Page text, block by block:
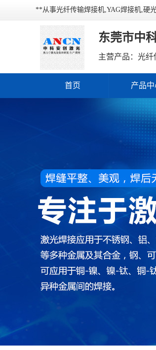
**从事光纤传输焊接机,YAG焊接机,硬
东莞市中
主营产品：光
首页 产品